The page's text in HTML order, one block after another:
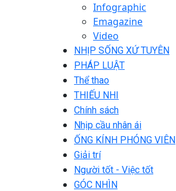
Infographic
Emagazine
Video
NHỊP SỐNG XỨ TUYÊN
PHÁP LUẬT
Thể thao
THIẾU NHI
Chính sách
Nhịp cầu nhân ái
ỐNG KÍNH PHÓNG VIÊN
Giải trí
Người tốt - Việc tốt
GÓC NHÌN